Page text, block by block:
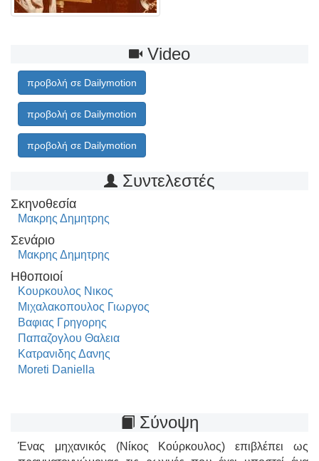
Video
προβολή σε Dailymotion
προβολή σε Dailymotion
προβολή σε Dailymotion
Συντελεστές
Σκηνοθεσία
Μακρης Δημητρης
Σενάριο
Μακρης Δημητρης
Ηθοποιοί
Κουρκουλος Νικος
Μιχαλακοπουλος Γιωργος
Βαφιας Γρηγορης
Παπαζογλου Θαλεια
Κατρανιδης Δανης
Moreti Daniella
Σύνοψη
Ένας μηχανικός (Νίκος Κούρκουλος) επιβλέπει ως